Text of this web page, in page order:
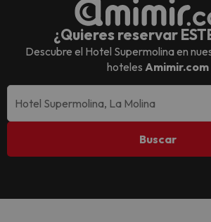
¿Quieres reservar
Descubre el Hotel Supermolinaen
hoteles Amimir.com
Buscar